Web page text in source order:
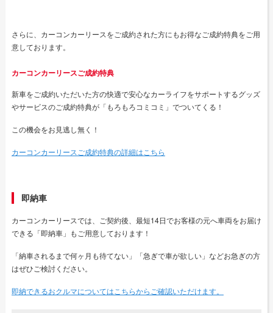
さらに、カーコンカーリースをご成約された方にもお得なご成約特典をご用
意しております。
カーコンカーリースご成約特典
新車をご成約いただいた方の快適で安心なカーライフをサポートするグッズ
やサービスのご成約特典が「もろもろコミコミ」でついてくる！
この機会をお見逃し無く！
カーコンカーリースご成約特典の詳細はこちら
即納車
カーコンカーリースでは、ご契約後、最短14日でお客様の元へ車両をお届け
できる「即納車」もご用意しております！
「納車されるまで何ヶ月も待てない」「急ぎで車が欲しい」などお急ぎの方
はぜひご検討ください。
即納できるおクルマについてはこちらからご確認いただけます。